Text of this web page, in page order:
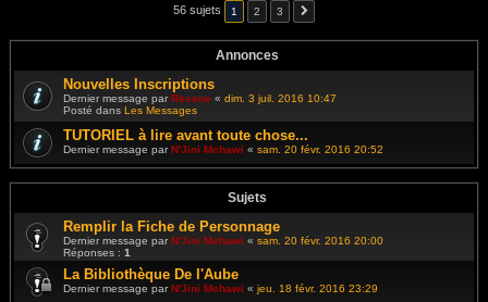
56 sujets 1 2 3
Annonces
Nouvelles Inscriptions
Dernier message parResane « dim. 3 juil. 2016 10:47
Posté dans Les Messages
TUTORIEL à lire avant toute chose...
Dernier message parN'Jini Mchawi « sam. 20 févr. 2016 20:52
Sujets
Remplir la Fiche de Personnage
Dernier message parN'Jini Mchawi « sam. 20 févr. 2016 20:00
Réponses : 1
La Bibliothèque De l'Aube
Dernier message parN'Jini Mchawi « jeu. 18 févr. 2016 23:29